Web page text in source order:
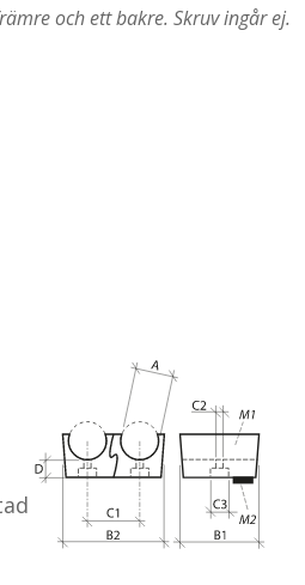
och ett bakre. Skruv ingår ej.